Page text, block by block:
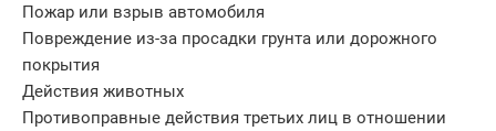
Пожар или взрыв автомобиля
Повреждение из-за просадки грунта или дорожного
покрытия
Действия животных
Противоправные действия третьих лиц в отношении